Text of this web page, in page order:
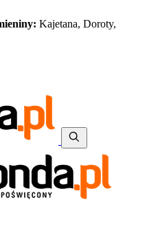
Kajetana, Doroty,